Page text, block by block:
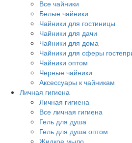
Все чайники
Белые чайники
Чайники для гостиницы
Чайники для дачи
Чайники для дома
Чайники для сферы
Чайники оптом
Черные чайники
Аксессуары к чайникам
Личная гигиена
Личная гигиена
Все личная гигиена
Гель для душа
Гель для душа оптом
Жидкое мыло